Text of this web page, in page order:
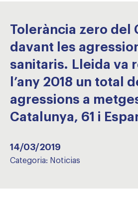
Tolerància zero del
davant les
sanitaris. Lleida va
l’any 2018 un total
agressions a
Catalunya, 61 i
14/03/2019
Categoria: Noticias